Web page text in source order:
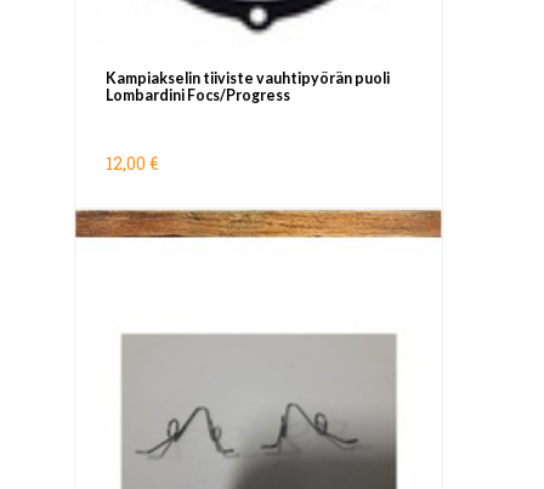
Kampiakselin tiiviste vauhtipyörän puoli
Lombardini Focs/Progress
12,00 €